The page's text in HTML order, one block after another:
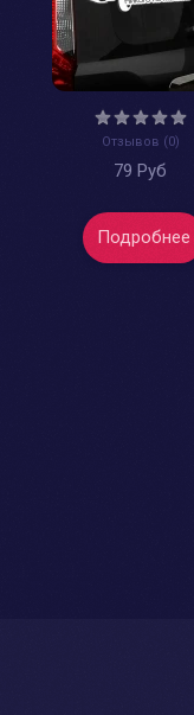
Отзывов (0)
79 Руб
Подробнее